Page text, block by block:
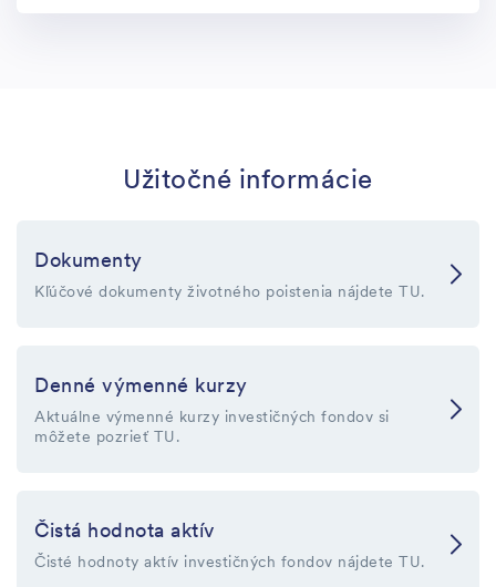
Užitočné informácie
Dokumenty
Kľúčové dokumenty životného poistenia nájdete TU.
Denné výmenné kurzy
Aktuálne výmenné kurzy investičných fondov si
môžete pozrieť TU.
Čistá hodnota aktív
Čisté hodnoty aktív investičných fondov nájdete TU.